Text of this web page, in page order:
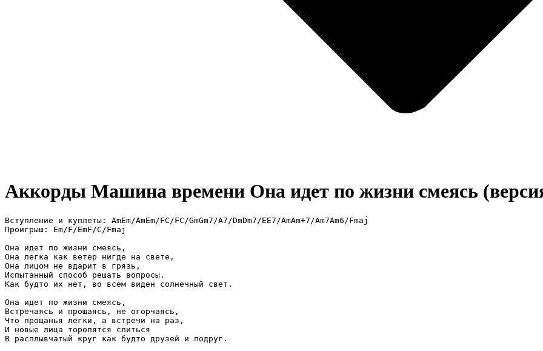
Аккорды Машина времени Она идет по жизни смеясь
Вступление и куплеты: AmEm/AmEm/FC/FC/GmGm7/A7/DmDm7/EE7/AmAm+7/Am7Am6/Fmaj
Проигрыш: Em/F/EmF/C/Fmaj
Она идет по жизни смеясь,
Она легка как ветер нигде на свете,
Она лицом не вдарит в грязь,
Испытанный способ решать вопросы.
Как будто их нет, во всем виден солнечный свет.
Она идет по жизни смеясь,
Встречаясь и прощаясь, не огорчаясь,
Что прощанья легки, а встречи на раз,
И новые лица торопятся слиться
В расплывчатый круг как будто друзей и подруг.